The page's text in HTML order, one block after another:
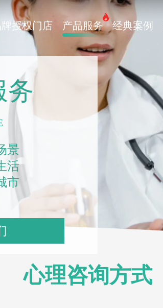
授权门店 产品服务 经典案例
务
景
活
市
心理咨询方式